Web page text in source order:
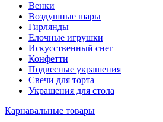
Венки
Воздушные шары
Гирлянды
Елочные игрушки
Искусственный снег
Конфетти
Подвесные украшения
Свечи для торта
Украшения для стола
Карнавальные товары